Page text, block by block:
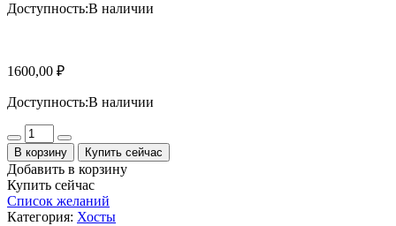
Доступность:В наличии
1600,00 ₽
Доступность:В наличии
Количество
В корзину Купить сейчас
Добавить в корзину
Купить сейчас
Список желаний
Категория: Хосты